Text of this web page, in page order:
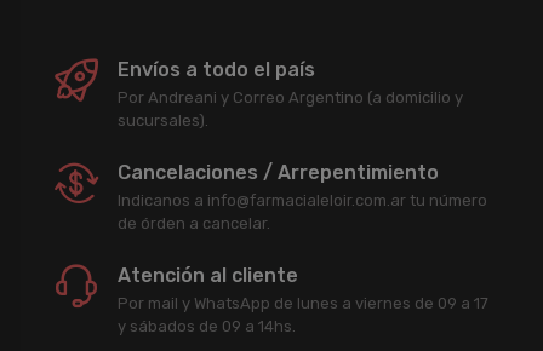
Envíos a todo el país
Por Andreani y Correo Argentino (a domicilio y
sucursales).
Cancelaciones / Arrepentimiento
Indicanos a info@farmacialeloir.com.ar tu número
de órden a cancelar.
Atención al cliente
Por mail y WhatsApp de lunes a viernes de 09 a 17
y sábados de 09 a 14hs.